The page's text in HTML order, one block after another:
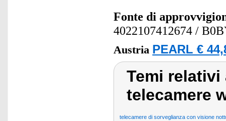
Fonte di
4022107412674 /
Austria PEARL €
Temi relativi
telecamere
telecamere di sorveglianza con visione